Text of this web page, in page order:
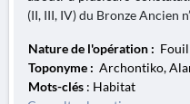
(II, III, IV) du Bronze Ancien
Nature de l'opération :
Toponyme : Archontiko,
Mots-clés : Habitat